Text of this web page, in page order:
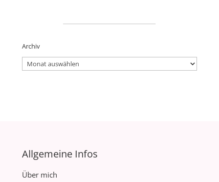
Archiv
Archiv
Allgemeine Infos
Über mich